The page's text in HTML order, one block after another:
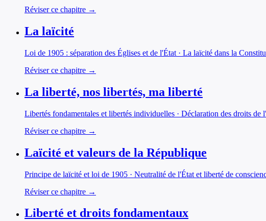
Réviser ce chapitre →
La laïcité
Loi de 1905 : séparation des Églises et de l'État · La laïcité dans la
Réviser ce chapitre →
La liberté, nos libertés, ma liberté
Libertés fondamentales et libertés individuelles · Déclaration des droits
Réviser ce chapitre →
Laïcité et valeurs de la République
Principe de laïcité et loi de 1905 · Neutralité de l'État et liberté de
Réviser ce chapitre →
Liberté et droits fondamentaux